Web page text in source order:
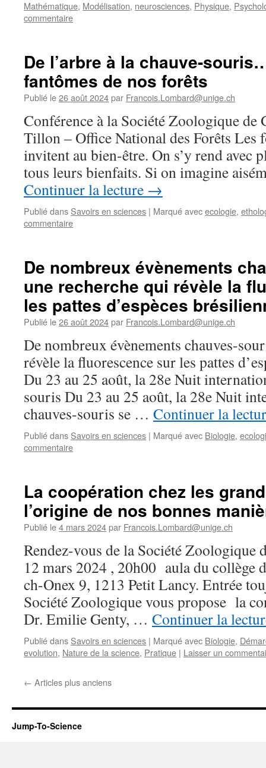
Mathématique, Modélisation, neurosciences, Physique,
commentaire
De l’arbre à la chauve-
fantômes de nos forêts
Publié le26 août 2024par Francois.Lombard@unige.ch
Conférence à la Société Zoologique de
Tillon – Office National des Forêts Les
invitent au bien-être. On s’y rend avec
tous leurs bienfaits. Si on imagine
Continuer la lecture →
Publié dans Savoirs en sciences | Marqué avececologie,
commentaire
De nombreux évènements
une recherche qui révèle la
les pattes d’espèces
Publié le26 août 2024par Francois.Lombard@unige.ch
De nombreux évènements chauves-
révèle la fluorescence sur les pattes
Du 23 au 25 août, la 28e Nuit
souris Du 23 au 25 août, la 28e Nuit
chauves-souris se … Continuer la
Publié dans Savoirs en sciences | Marqué avec Biologie,
commentaire
La coopération chez les
l’origine de nos bonnes
Publié le4 mars 2024par Francois.Lombard@unige.ch
Rendez-vous de la Société Zoologique
12 mars 2024 , 20h00 aula du collège
ch-Onex 9, 1213 Petit Lancy. Entrée
Société Zoologique vous propose la
Dr. Emilie Genty, … Continuer la
Publié dans Savoirs en sciences | Marqué avec Biologie,
evolution, Nature de la science, Pratique | Laisser un
← Articles plus anciens
Jump-To-Science